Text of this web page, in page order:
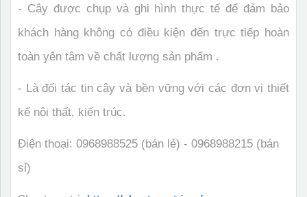
- Cây được chụp và ghi hình thực tế để đảm bảo
khách hàng không có điều kiện đến trực tiếp hoàn
toàn yên tâm về chất lượng sản phẩm .
- Là đối tác tin cậy và bền vững với các đơn vị thiết
kế nội thất, kiến trúc.
Điện thoại: 0968988525 (bán lẻ) - 0968988215 (bán
sỉ)